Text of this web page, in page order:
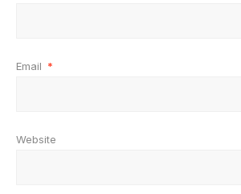
Email *
Website